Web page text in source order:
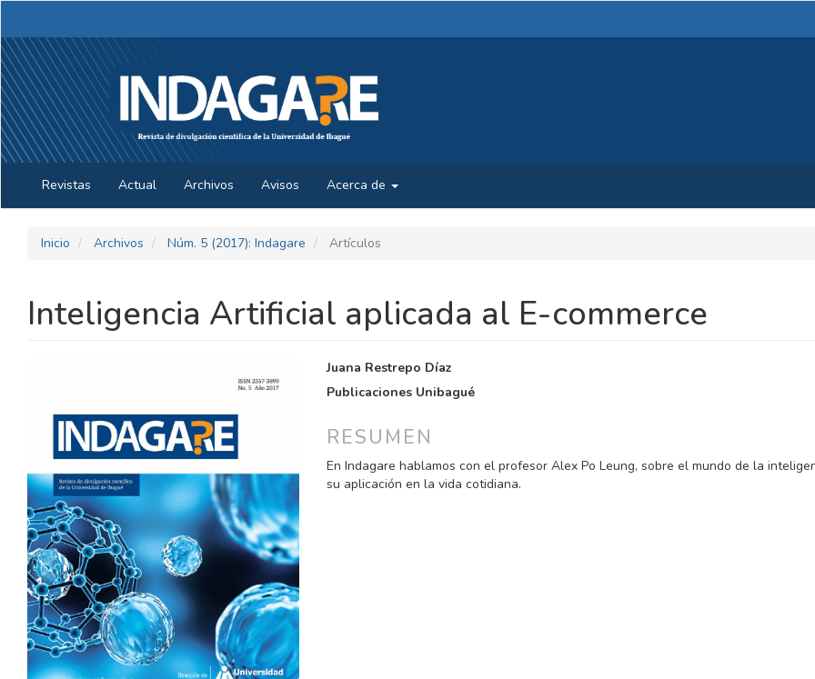
Contenido
principal
Barra
lateral
Revistas Actual Archivos Avisos Acerca de
Inicio Archivos Núm. 5 (2017): Indagare Artículos
Inteligencia Artificial aplicada al E-commerce
DEL
ARTÍCULO
CONTENIDO
PRINCIPAL
ARTÍCULO
Juana Restrepo Díaz
Publicaciones Unibagué
RESUMEN
En Indagare hablamos con el profesor Alex Po Leung, sobre el mundo de la
su aplicación en la vida cotidiana.